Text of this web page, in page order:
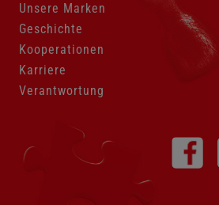
Unsere Marken
Geschichte
Kooperationen
Karriere
Verantwortung